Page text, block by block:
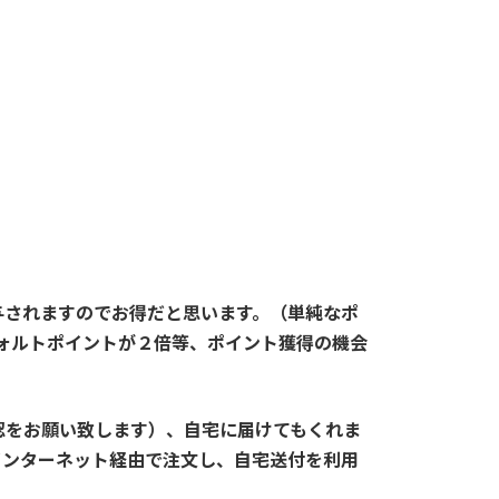
れますのでお得だと思います。（単純なポ
トポイントが２倍等、ポイント獲得の機会
お願い致します）、自宅に届けてもくれま
ターネット経由で注文し、自宅送付を利用